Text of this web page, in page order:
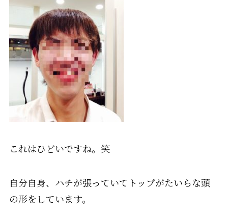
これはひどいですね。笑
自分自身、ハチが張っていてトップがたいらな頭
の形をしています。